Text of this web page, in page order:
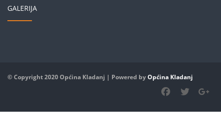
GALERIJA
© Copyright 2020 Općina Kladanj | Powered byOpćina Kladanj